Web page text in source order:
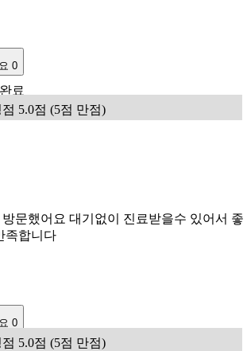
0
료
5.0점 (5점 만점)
문했어요 대기없이 진료받을수 있어서 좋
족합니다
0
5.0점 (5점 만점)